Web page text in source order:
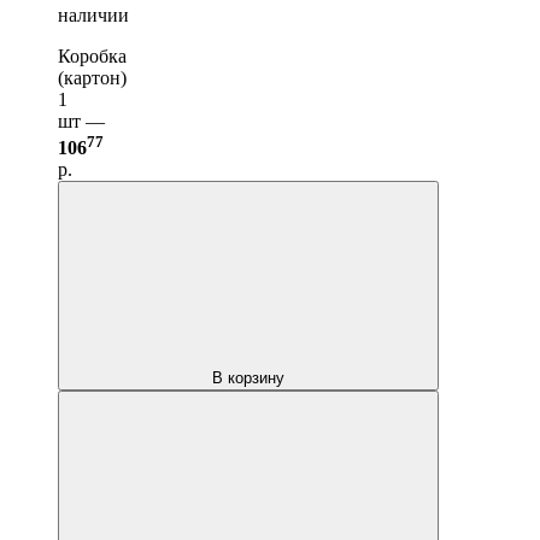
наличии
Коробка
(картон)
1
шт —
10677
р.
В корзину